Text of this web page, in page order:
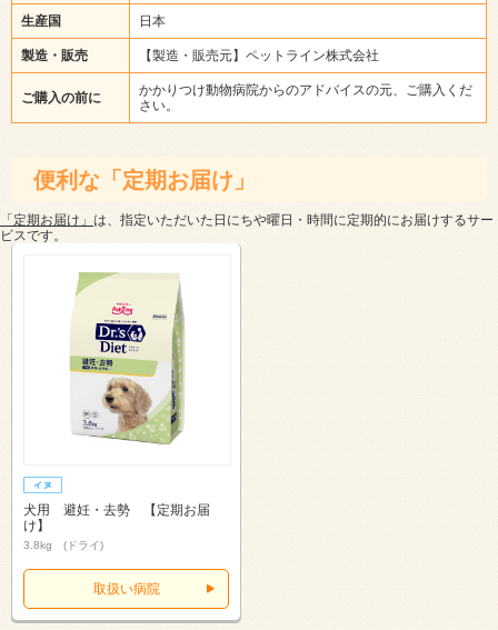
生産国 日本
製造・販売 【製造・販売元】ペットライン株式会社
ご購入の前に
かかりつけ動物病院からのアドバイスの元、ご購入くだ
さい。
便利な「定期お届け」
「定期お届け」 は、指定いただいた日にちや曜日・時間に定期的にお届けするサー
ビスです。
犬用 避妊・去勢 【定期お届
け】
3.8kg (ドライ)
取扱い病院